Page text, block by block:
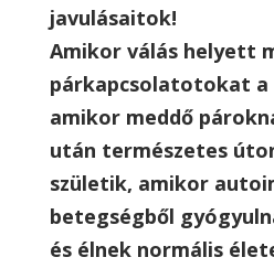
javulásaitok!
Amikor válás helyett
párkapcsolatotokat a
amikor meddő
után természetes
születik, amikor
betegségből
és élnek normális